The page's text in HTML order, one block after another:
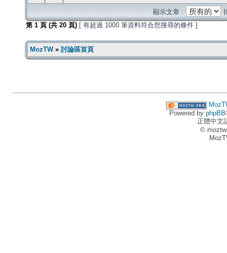
顯示文章 :
第 1 頁 (共 20 頁) [ 有超過 1000 筆資料符合您搜尋的條件 ]
MozTW» 討論區首頁
Powered by phpBB
正體中文
©